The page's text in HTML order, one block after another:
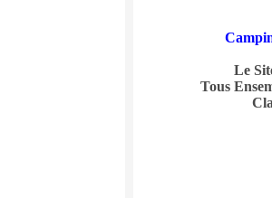
Le
Tous